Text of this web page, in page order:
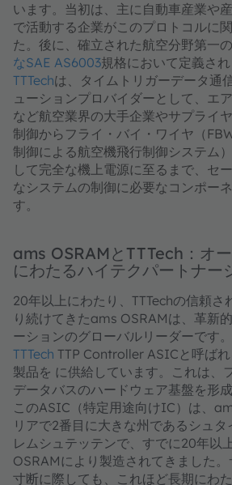
います。当初は、主に自動車産業や
で活動する企業がこのプロトコルに
た。後に、確立された航空分野第一の
なSAE AS6003規格において定義され
TTTechは、タイムトリガーデータ通
ューションプロバイダーとして、エ
など航空業界の大手企業やサプライ
制御からフライ・バイ・ワイヤ（
制御による航空機飛行制御システム
して完全な機上電源に至るまで、セ
なシステムの制御に必要なコンポー
す。
ams OSRAMとTTTech：オ
にわたるハイテクパートナー
20年以上にわたり、TTTechの信頼さ
り続けてきたams OSRAMは、革新
ーションのグローバルリーダーです
TTTech TTP Controller ASICと呼ば
製品を に供給しています。これは、
データバスのハードウェア基盤を形
このASIC（特定用途向けIC）は、
リアで2番目に大きな州であるシュ
レムシュテッテンで、すでに20年以
OSRAMにより製造されてきました
寸断に際しても、これほど長期にわ